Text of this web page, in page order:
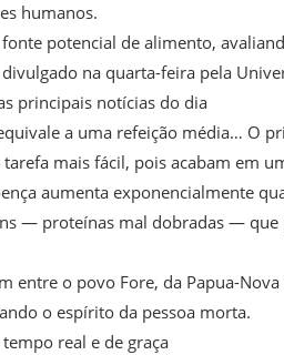
humanos.
potencial de alimento,
na quarta-feira pela
principais notícias do dia
a uma refeição média… O
mais fácil, pois acabam em
aumenta exponencialmente
— proteínas mal dobradas — que
entre o povo Fore, da Papua-
o espírito da pessoa morta.
real e de graça